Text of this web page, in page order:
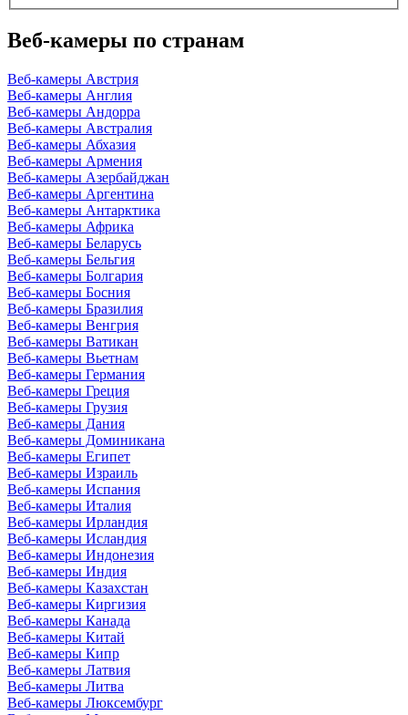
Веб-камеры по странам
Веб-камеры Австрия
Веб-камеры Англия
Веб-камеры Андорра
Веб-камеры Австралия
Веб-камеры Абхазия
Веб-камеры Армения
Веб-камеры Азербайджан
Веб-камеры Аргентина
Веб-камеры Антарктика
Веб-камеры Африка
Веб-камеры Беларусь
Веб-камеры Бельгия
Веб-камеры Болгария
Веб-камеры Босния
Веб-камеры Бразилия
Веб-камеры Венгрия
Веб-камеры Ватикан
Веб-камеры Вьетнам
Веб-камеры Германия
Веб-камеры Греция
Веб-камеры Грузия
Веб-камеры Дания
Веб-камеры Доминикана
Веб-камеры Египет
Веб-камеры Израиль
Веб-камеры Испания
Веб-камеры Италия
Веб-камеры Ирландия
Веб-камеры Исландия
Веб-камеры Индонезия
Веб-камеры Индия
Веб-камеры Казахстан
Веб-камеры Киргизия
Веб-камеры Канада
Веб-камеры Китай
Веб-камеры Кипр
Веб-камеры Латвия
Веб-камеры Литва
Веб-камеры Люксембург